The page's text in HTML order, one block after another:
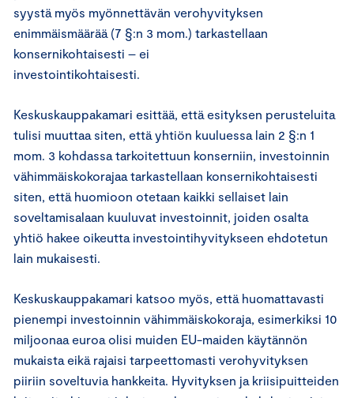
syystä myös myönnettävän verohyvityksen
enimmäismäärää (7 §:n 3 mom.) tarkastellaan
konsernikohtaisesti – ei
investointikohtaisesti.
Keskuskauppakamari esittää, että esityksen perusteluita
tulisi muuttaa siten, että yhtiön kuuluessa lain 2 §:n 1
mom. 3 kohdassa tarkoitettuun konserniin, investoinnin
vähimmäiskokorajaa tarkastellaan konsernikohtaisesti
siten, että huomioon otetaan kaikki sellaiset lain
soveltamisalaan kuuluvat investoinnit, joiden osalta
yhtiö hakee oikeutta investointihyvitykseen ehdotetun
lain mukaisesti.
Keskuskauppakamari katsoo myös, että huomattavasti
pienempi investoinnin vähimmäiskokoraja, esimerkiksi 10
miljoonaa euroa olisi muiden EU-maiden käytännön
mukaista eikä rajaisi tarpeettomasti verohyvityksen
piiriin soveltuvia hankkeita. Hyvityksen ja kriisipuitteiden